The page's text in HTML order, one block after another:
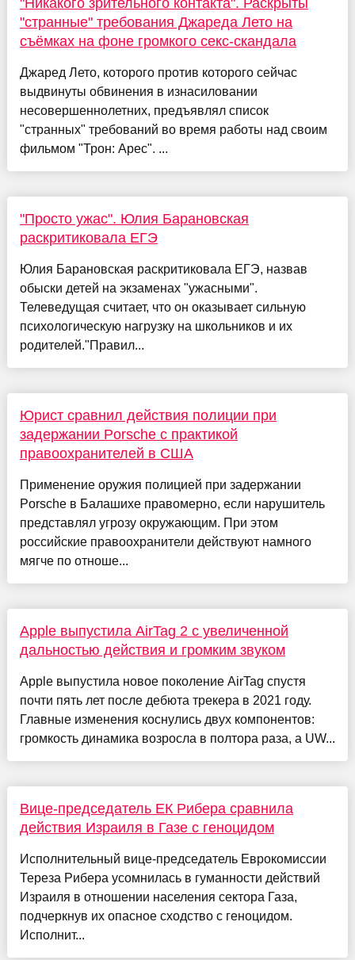
"странные" требования Джареда Лето на
съёмках на фоне громкого секс-скандала
Джаред Лето, которого против которого сейчас
выдвинуты обвинения в изнасиловании
несовершеннолетних, предъявлял список
"странных" требований во время работы над своим
фильмом "Трон: Арес". ...
"Просто ужас". Юлия Барановская
раскритиковала ЕГЭ
Юлия Барановская раскритиковала ЕГЭ, назвав
обыски детей на экзаменах "ужасными".
Телеведущая считает, что он оказывает сильную
психологическую нагрузку на школьников и их
родителей."Правил...
Юрист сравнил действия полиции при
задержании Porsche с практикой
правоохранителей в США
Применение оружия полицией при задержании
Porsche в Балашихе правомерно, если нарушитель
представлял угрозу окружающим. При этом
российские правоохранители действуют намного
мягче по отноше...
Apple выпустила AirTag 2 с увеличенной
дальностью действия и громким звуком
Apple выпустила новое поколение AirTag спустя
почти пять лет после дебюта трекера в 2021 году.
Главные изменения коснулись двух компонентов:
громкость динамика возросла в полтора раза, а UW...
Вице-председатель ЕК Рибера сравнила
действия Израиля в Газе с геноцидом
Исполнительный вице-председатель Еврокомиссии
Тереза Рибера усомнилась в гуманности действий
Израиля в отношении населения сектора Газа,
подчеркнув их опасное сходство с геноцидом.
Исполнит...